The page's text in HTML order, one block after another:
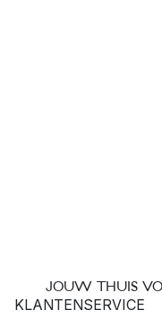
JOUW THUIS
KLANTENSERVICE